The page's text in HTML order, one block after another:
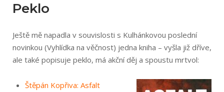
Peklo
Ještě mě napadla v souvislosti s Kulhánkovou poslední
novinkou (Vyhlídka na věčnost) jedna kniha – vyšla již dříve,
ale také popisuje peklo, má akční děj a spoustu mrtvol:
Štěpán Kopřiva: Asfalt